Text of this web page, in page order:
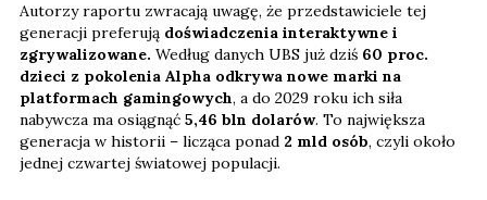
Autorzy raportu zwracają uwagę, że przedstawiciele tej
generacji preferują doświadczenia interaktywne i
zgrywalizowane. Według danych UBS już dziś 60 proc.
dzieci z pokolenia Alpha odkrywa nowe marki na
platformach gamingowych, a do 2029 roku ich siła
nabywcza ma osiągnąć 5,46 bln dolarów. To największa
generacja w historii – licząca ponad 2 mld osób, czyli około
jednej czwartej światowej populacji.